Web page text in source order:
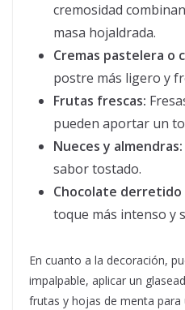
cremosidad
masa hojaldrada.
Cremas pastelera o
postre más ligero y
Frutas frescas:
pueden aportar un
Nueces y almendras:
sabor tostado.
Chocolate derretido
toque más intenso y
En cuanto a la decoración,
impalpable, aplicar un
frutas y hojas de menta para